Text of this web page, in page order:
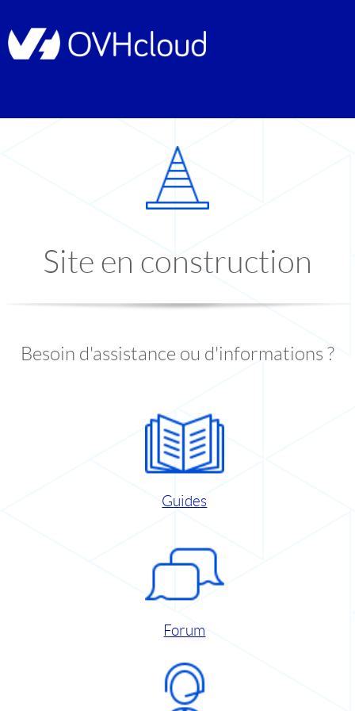
Site en construction
Besoin d'assistance ou d'informations ?
Guides
Forum